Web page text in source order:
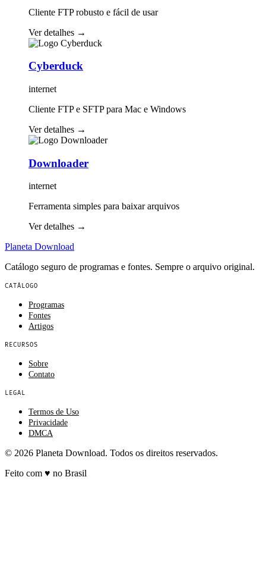
Cliente FTP robusto e fácil de usar
Ver detalhes →
Cyberduck
internet
Cliente FTP e SFTP para Mac e Windows
Ver detalhes →
Downloader
internet
Ferramenta simples para baixar arquivos
Ver detalhes →
Planeta Download
Catálogo seguro de programas e fontes. Sempre o arquivo original.
CATÁLOGO
Programas
Fontes
Artigos
RECURSOS
Sobre
Contato
LEGAL
Termos de Uso
Privacidade
DMCA
© 2026 Planeta Download. Todos os direitos reservados.
Feito com ♥ no Brasil